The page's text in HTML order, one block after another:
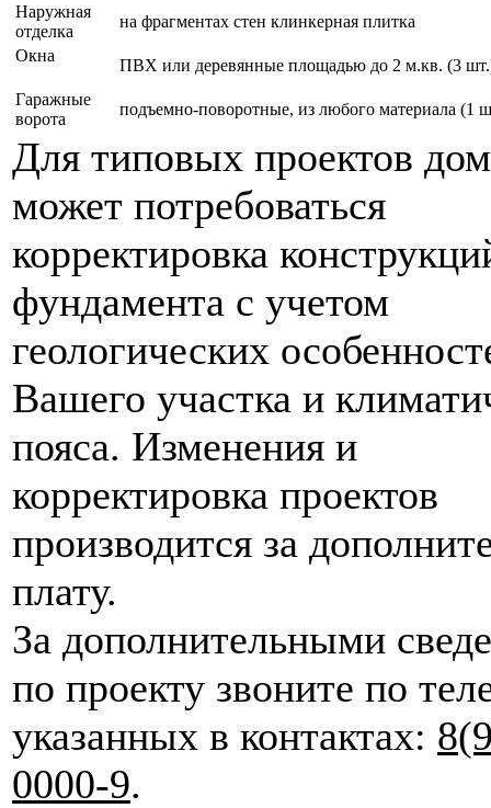
Наружная
отделка
на фрагментах стен клинкерная плитка
Окна
ПВХ или деревянные площадью до 2 м.кв. (3
Гаражные
ворота
подъемно-поворотные, из любого материала (1
Для типовых проектов
может потребоваться
корректировка
фундамента с учетом
геологических
Вашего участка и
пояса. Изменения и
корректировка проектов
производится за
плату.
За дополнительными
по проекту звоните по
указанных в контактах:
0000-9.